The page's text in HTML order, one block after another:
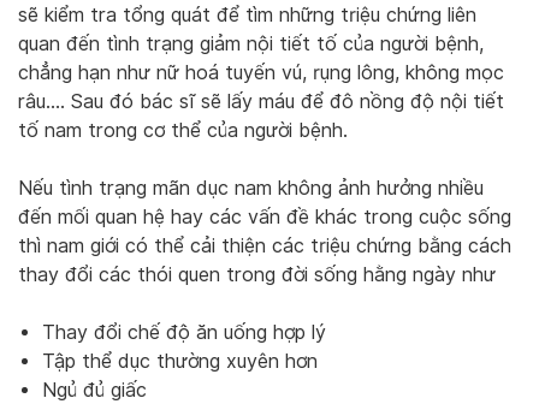
sẽ kiểm tra tổng quát để tìm những triệu chứng liên
quan đến tình trạng giảm nội tiết tố của người bệnh,
chẳng hạn như nữ hoá tuyến vú, rụng lông, không mọc
râu…. Sau đó bác sĩ sẽ lấy máu để đô nồng độ nội tiết
tố nam trong cơ thể của người bệnh.
Nếu tình trạng mãn dục nam không ảnh hưởng nhiều
đến mối quan hệ hay các vấn đề khác trong cuộc sống
thì nam giới có thể cải thiện các triệu chứng bằng cách
thay đổi các thói quen trong đời sống hằng ngày như
Thay đổi chế độ ăn uống hợp lý
Tập thể dục thường xuyên hơn
Ngủ đủ giấc